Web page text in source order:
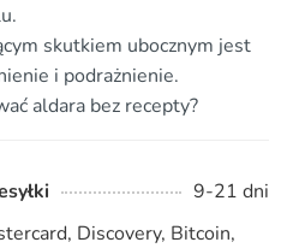
skutkiem ubocznym jest
i podrażnienie.
aldara bez recepty?
9-21 dni
Discovery, Bitcoin,